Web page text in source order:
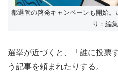
都選管の啓発キャンペーンも開始。
り：編集
選挙が近づくと、「誰に投票
う記事を頼まれたりする。